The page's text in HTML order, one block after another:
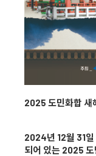
2025 도민화합 새
2024년 12월 31
되어 있는 2025